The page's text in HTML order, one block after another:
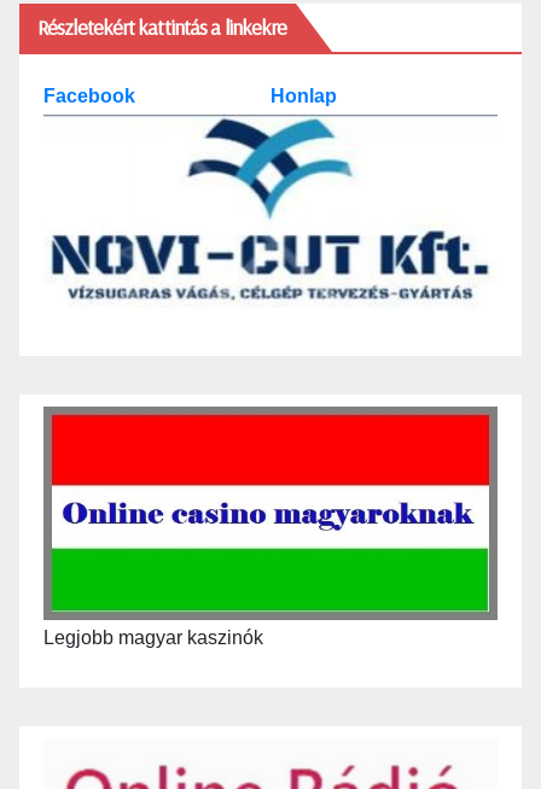
Részletekért kattintás a linkekre
Facebook Honlap
Legjobb magyar kaszinók